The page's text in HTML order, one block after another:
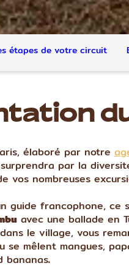
étapes de votre circuit
élaboré par notre
par la
vos nombreuses
guide francophone,
avec une ballade en
le village, vous
se mêlent mangues,
bananas.